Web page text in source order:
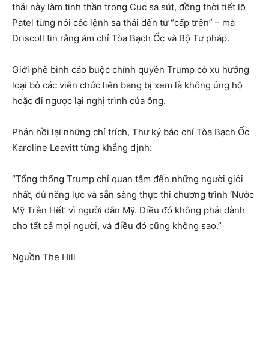
thái này làm tinh thần trong Cục sa sút, đồng thời tiết lộ
Patel từng nói các lệnh sa thải đến từ “cấp trên” – mà
Driscoll tin rằng ám chỉ Tòa Bạch Ốc và Bộ Tư pháp.
Giới phê bình cáo buộc chính quyền Trump có xu hướng
loại bỏ các viên chức liên bang bị xem là không ủng hộ
hoặc đi ngược lại nghị trình của ông.
Phản hồi lại những chỉ trích, Thư ký báo chí Tòa Bạch Ốc
Karoline Leavitt từng khẳng định:
“Tổng thống Trump chỉ quan tâm đến những người giỏi
nhất, đủ năng lực và sẵn sàng thực thi chương trình ‘Nước
Mỹ Trên Hết’ vì người dân Mỹ. Điều đó không phải dành
cho tất cả mọi người, và điều đó cũng không sao.”
Nguồn The Hill